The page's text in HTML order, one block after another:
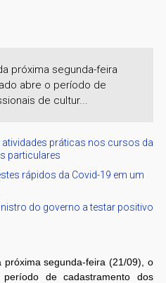
próxima segunda-feira
abre o período de
de cultur...
práticas nos cursos da
particulares
rápidos da Covid-19 em um
do governo a testar positivo
próxima segunda-feira (21/09), o
de cadastramento dos